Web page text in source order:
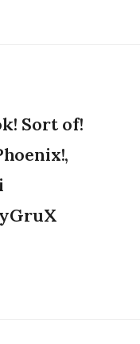
Sort of!